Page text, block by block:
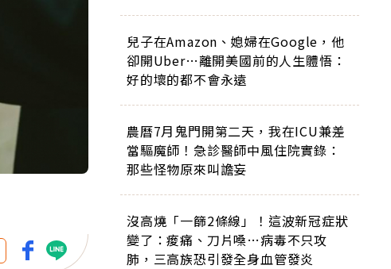
兒子在Amazon、媳婦在Google，他
卻開Uber…離開美國前的人生體悟：
好的壞的都不會永遠
農曆7月鬼門開第二天，我在ICU兼差
當驅魔師！急診醫師中風住院實錄：
那些怪物原來叫譫妄
沒高燒「一篩2條線」！這波新冠症狀
變了：痠痛、刀片嗓…病毒不只攻
肺，三高族恐引發全身血管發炎